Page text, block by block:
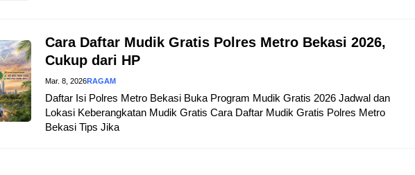
Cara Daftar Mudik Gratis Polres Metro Bekasi 2026,
Cukup dari HP
Mar. 8, 2026RAGAM
Daftar Isi Polres Metro Bekasi Buka Program Mudik Gratis 2026 Jadwal dan
Lokasi Keberangkatan Mudik Gratis Cara Daftar Mudik Gratis Polres Metro
Bekasi Tips Jika